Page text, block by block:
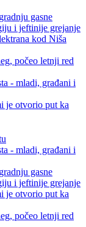
gasne
i jeftinije grejanje
kod Niša
počeo letnji red
- mladi, građani i
je otvorio put ka
- mladi, građani i
gasne
i jeftinije grejanje
je otvorio put ka
počeo letnji red